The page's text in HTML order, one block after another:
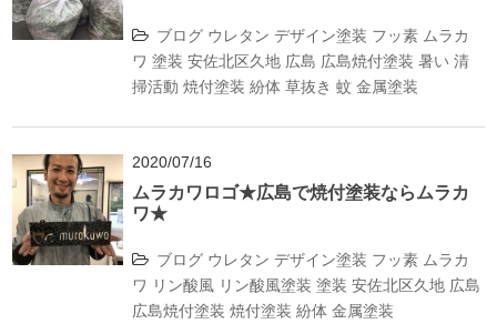
ブログ ウレタン デザイン塗装 フッ素 ムラカ
ワ 塗装 安佐北区久地 広島 広島焼付塗装 暑い 清
掃活動 焼付塗装 紛体 草抜き 蚊 金属塗装
2020/07/16
ムラカワロゴ★広島で焼付塗装ならムラカ
ワ★
ブログ ウレタン デザイン塗装 フッ素 ムラカ
ワ リン酸風 リン酸風塗装 塗装 安佐北区久地 広島
広島焼付塗装 焼付塗装 紛体 金属塗装